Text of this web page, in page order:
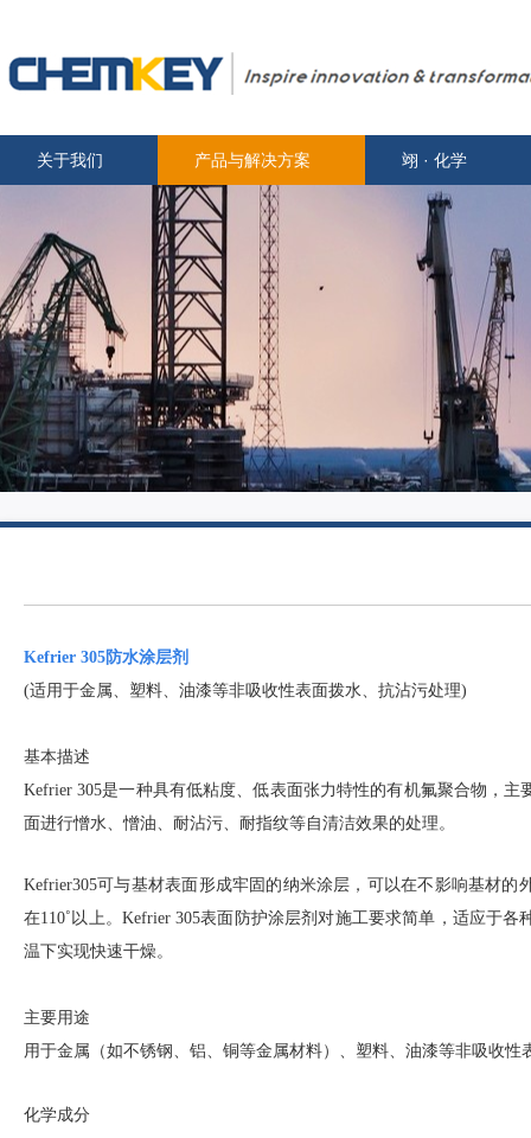
关于我们 产品与解决方案 翊 · 化学
Kefrier 305防水涂层剂
(适用于金属、塑料、油漆等非吸收性表面拨水、抗沾污处理)
基本描述
Kefrier 305是一种具有低粘度、低表面张力特性的有机氟聚合物，
面进行憎水、憎油、耐沾污、耐指纹等自清洁效果的处理。
Kefrier305可与基材表面形成牢固的纳米涂层，可以在不影响基材
在110˚以上。Kefrier 305表面防护涂层剂对施工要求简单，适应于
温下实现快速干燥。
主要用途
用于金属（如不锈钢、铝、铜等金属材料）、塑料、油漆等非吸收性
化学成分